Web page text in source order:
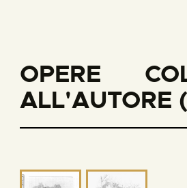
OPERE
ALL'AUTORE